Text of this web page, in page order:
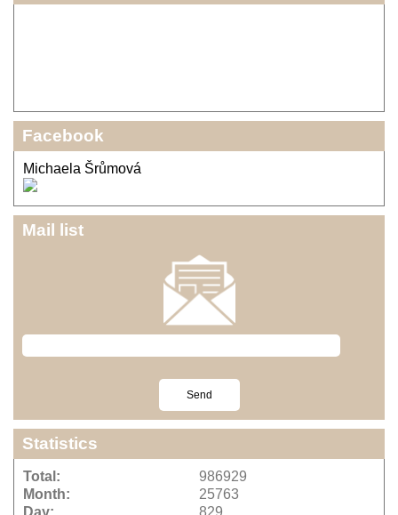
Facebook
Michaela Šrůmová
Mail list
Statistics
Total:
986929
Month:
25763